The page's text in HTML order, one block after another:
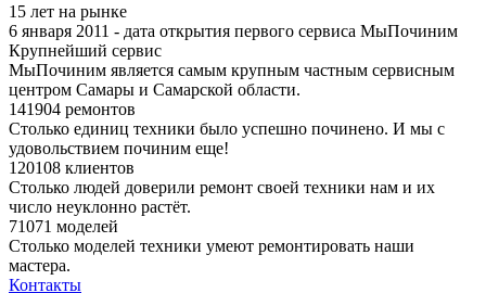
15 лет на рынке
6 января 2011 - дата открытия первого сервиса МыПочиним
Крупнейший сервис
МыПочиним является самым крупным частным сервисным
центром Самары и Самарской области.
141904 ремонтов
Столько единиц техники было успешно починено. И мы с
удовольствием починим еще!
120108 клиентов
Столько людей доверили ремонт своей техники нам и их
число неуклонно растёт.
71071 моделей
Столько моделей техники умеют ремонтировать наши
мастера.
Контакты